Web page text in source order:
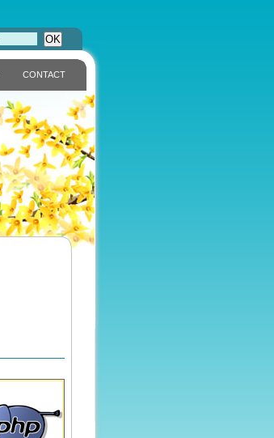
OK
CONTACT